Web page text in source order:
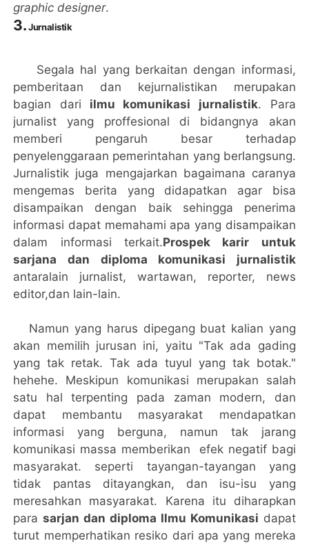
graphic designer.
3.Jurnalistik
Segala hal yang berkaitan dengan informasi,
pemberitaan dan kejurnalistikan merupakan
bagian dari ilmu komunikasi jurnalistik. Para
jurnalist yang proffesional di bidangnya akan
memberi pengaruh besar terhadap
penyelenggaraan pemerintahan yang berlangsung.
Jurnalistik juga mengajarkan bagaimana caranya
mengemas berita yang didapatkan agar bisa
disampaikan dengan baik sehingga penerima
informasi dapat memahami apa yang disampaikan
dalam informasi terkait.Prospek karir untuk
sarjana dan diploma komunikasi jurnalistik
antaralain jurnalist, wartawan, reporter, news
editor,dan lain-lain.
Namun yang harus dipegang buat kalian yang
akan memilih jurusan ini, yaitu "Tak ada gading
yang tak retak. Tak ada tuyul yang tak botak."
hehehe. Meskipun komunikasi merupakan salah
satu hal terpenting pada zaman modern, dan
dapat membantu masyarakat mendapatkan
informasi yang berguna, namun tak jarang
komunikasi massa memberikan efek negatif bagi
masyarakat. seperti tayangan-tayangan yang
tidak pantas ditayangkan, dan isu-isu yang
meresahkan masyarakat. Karena itu diharapkan
parasarjan dan diploma Ilmu Komunikasi dapat
turut memperhatikan resiko dari apa yang mereka